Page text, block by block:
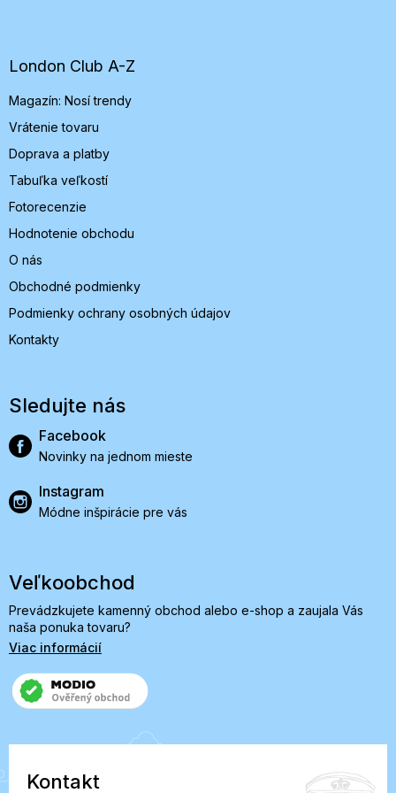
e
London Club A-Z
Magazín: Nosí trendy
Vrátenie tovaru
Doprava a platby
Tabuľka veľkostí
Fotorecenzie
Hodnotenie obchodu
O nás
Obchodné podmienky
Podmienky ochrany osobných údajov
Kontakty
Sledujte nás
Facebook
Novinky na jednom mieste
Instagram
Módne inšpirácie pre vás
Veľkoobchod
Prevádzkujete kamenný obchod alebo e-shop a zaujala Vás
naša ponuka tovaru?
Viac informácií
Kontakt